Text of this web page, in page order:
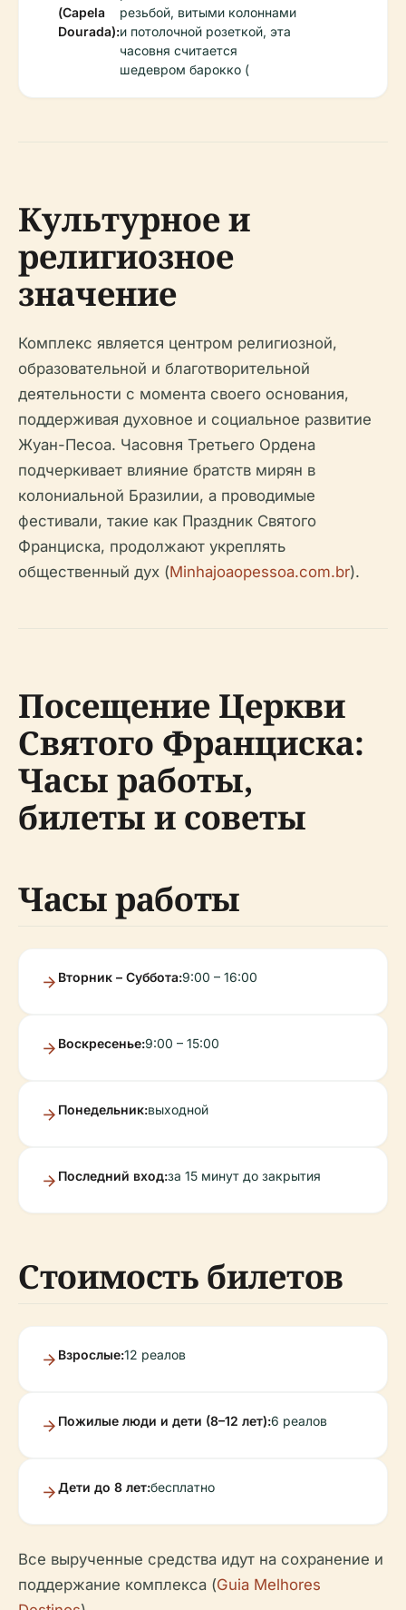
(Capela
Dourada):
резьбой, витыми колоннами
и потолочной розеткой, эта
часовня считается
шедевром барокко (
Культурное и
религиозное
значение
Комплекс является центром религиозной,
образовательной и благотворительной
деятельности с момента своего основания,
поддерживая духовное и социальное развитие
Жуан-Песоа. Часовня Третьего Ордена
подчеркивает влияние братств мирян в
колониальной Бразилии, а проводимые
фестивали, такие как Праздник Святого
Франциска, продолжают укреплять
общественный дух (Minhajoaopessoa.com.br).
Посещение Церкви
Святого Франциска:
Часы работы,
билеты и советы
Часы работы
Вторник – Суббота:9:00 – 16:00
Воскресенье:9:00 – 15:00
Понедельник:выходной
Последний вход:за 15 минут до закрытия
Стоимость билетов
Взрослые:12 реалов
Пожилые люди и дети (8–12 лет):6 реалов
Дети до 8 лет:бесплатно
Все вырученные средства идут на сохранение и
поддержание комплекса (Guia Melhores